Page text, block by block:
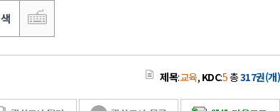
제목:교육, KDC:5총317권(개)